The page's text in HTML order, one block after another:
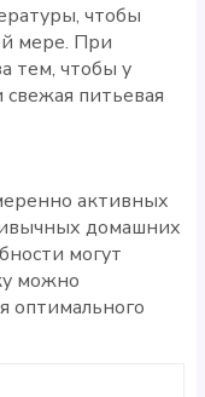
чтобы
мере. При
тем, чтобы у
питьевая
активных
домашних
могут
можно
оптимального